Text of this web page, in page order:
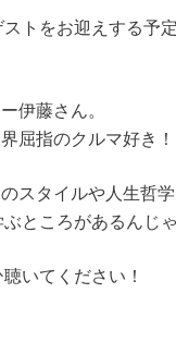
トをお迎えする予
伊藤さん。
屈指のクルマ好き
スタイルや人生哲
ころがあるんじ
いてください！